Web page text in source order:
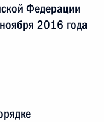
Федерации
2016 года